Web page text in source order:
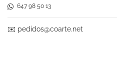
647 98 50 13
✉️ pedidos@coarte.net